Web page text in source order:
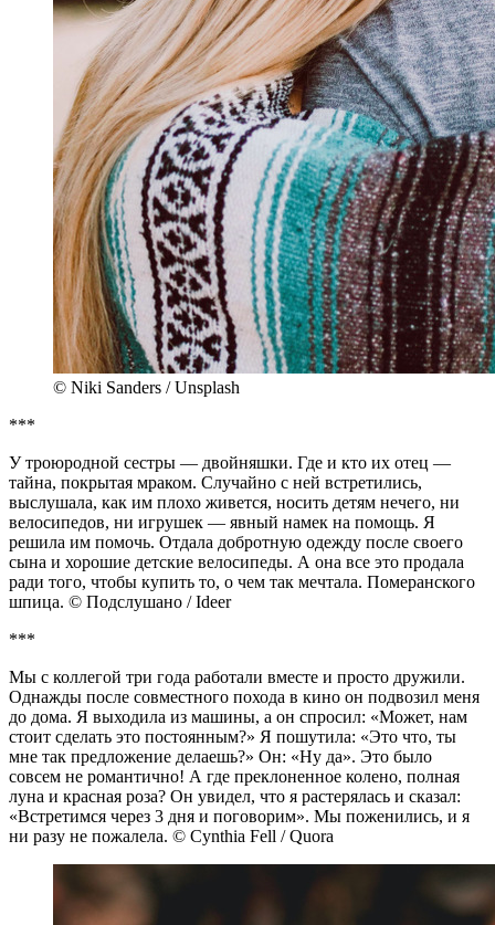
© Niki Sanders / Unsplash
***
У троюродной сестры — двойняшки. Где и кто их отец —
тайна, покрытая мраком. Случайно с ней встретились,
выслушала, как им плохо живется, носить детям нечего, ни
велосипедов, ни игрушек — явный намек на помощь. Я
решила им помочь. Отдала добротную одежду после своего
сына и хорошие детские велосипеды. А она все это продала
ради того, чтобы купить то, о чем так мечтала. Померанского
шпица. © Подслушано / Ideer
***
Мы с коллегой три года работали вместе и просто дружили.
Однажды после совместного похода в кино он подвозил меня
до дома. Я выходила из машины, а он спросил: «Может, нам
стоит сделать это постоянным?» Я пошутила: «Это что, ты
мне так предложение делаешь?» Он: «Ну да». Это было
совсем не романтично! А где преклоненное колено, полная
луна и красная роза? Он увидел, что я растерялась и сказал:
«Встретимся через 3 дня и поговорим». Мы поженились, и я
ни разу не пожалела. © Cynthia Fell / Quora